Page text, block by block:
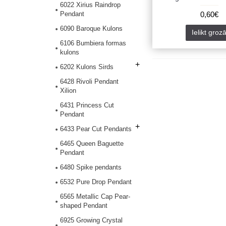
6022 Xirius Raindrop
Pendant
6090 Baroque Kulons
6106 Bumbiera formas
kulons
6202 Kulons Sirds
+
6428 Rivoli Pendant
Xilion
6431 Princess Cut
Pendant
6433 Pear Cut Pendants +
6465 Queen Baguette
Pendant
6480 Spike pendants
6532 Pure Drop Pendant
6565 Metallic Cap Pear-
shaped Pendant
6925 Growing Crystal
0,60€
Ielikt grozā